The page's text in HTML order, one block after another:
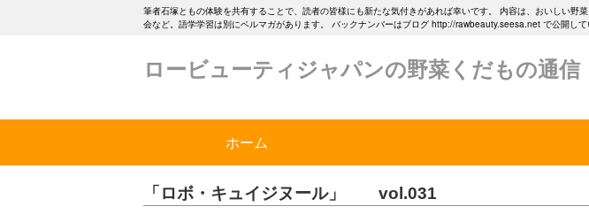
筆者石塚ともの体験を共有することで、読者の皆様にも新たな気付きがあれば幸いです。 内容は、おいしい
会など。語学学習は別にベルマガがあります。 バックナンバーはブログ http://rawbeauty.seesa.net で公開して
ロービューティジャパンの野菜くだもの通信
ホーム
「ロボ・キュイジヌール」 vol.031